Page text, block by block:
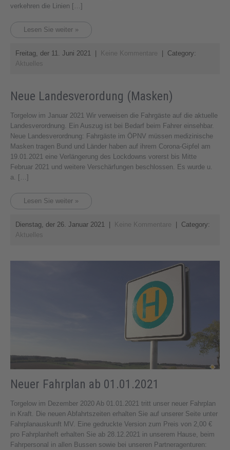
verkehren die Linien […]
Lesen Sie weiter »
Freitag, der 11. Juni 2021 | Keine Kommentare
| Category:
Aktuelles
Neue Landesverordung (Masken)
Torgelow im Januar 2021 Wir verweisen die Fahrgäste auf die aktuelle
Landesverordnung. Ein Auszug ist bei Bedarf beim Fahrer einsehbar.
Neue Landesverordnung: Fahrgäste im ÖPNV müssen medizinische
Masken tragen Bund und Länder haben auf ihrem Corona-Gipfel am
19.01.2021 eine Verlängerung des Lockdowns vorerst bis Mitte
Februar 2021 und weitere Verschärfungen beschlossen. Es wurde u.
a. […]
Lesen Sie weiter »
Dienstag, der 26. Januar 2021 | Keine Kommentare
| Category:
Aktuelles
Neuer Fahrplan ab 01.01.2021
Torgelow im Dezember 2020 Ab 01.01.2021 tritt unser neuer Fahrplan
in Kraft. Die neuen Abfahrtszeiten erhalten Sie auf unserer Seite unter
Fahrplanauskunft MV. Eine gedruckte Version zum Preis von 2,00 €
pro Fahrplanheft erhalten Sie ab 28.12.2021 in unserem Hause, beim
Fahrpersonal in allen Bussen sowie bei unseren Partneragenturen: